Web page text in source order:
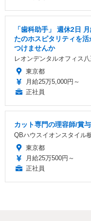
「歯科助手」 週休2日
たのホスピタリティを
つけませんか
レオンデンタルオフィス
東京都
月給25万5,000円～
正社員
カット専門の理容師/賞
QBハウスイオンスタイル
東京都
月給25万500円～
正社員